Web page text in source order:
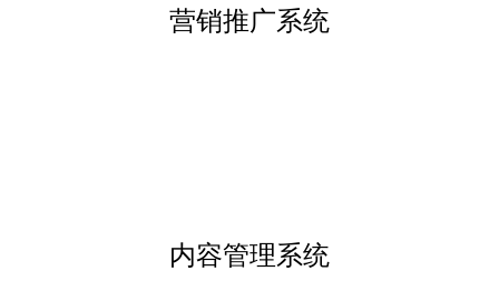
营销推广系统
内容管理系统